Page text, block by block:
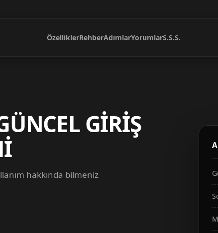
ÖzelliklerRehberAdımlarYorumlarS.S.S.
GİRİŞ
hakkında bilmeniz